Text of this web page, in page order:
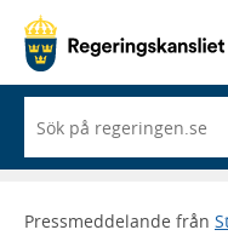
du
börjar
skriva
framträder
Pressmeddelande från